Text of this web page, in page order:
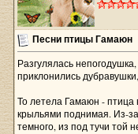
Песни птицы Гамаюн
Разгулялась
приклонились
То летела Гамаюн - птица
крыльями поднимая. Из-
темного, из под тучи той